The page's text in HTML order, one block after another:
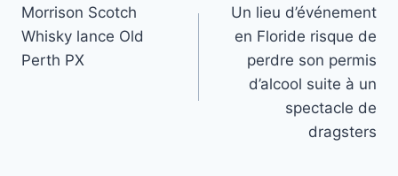
de
l’article
Morrison Scotch
Whisky lance Old
Perth PX
Un lieu d’événement
en Floride risque de
perdre son permis
d’alcool suite à un
spectacle de
dragsters